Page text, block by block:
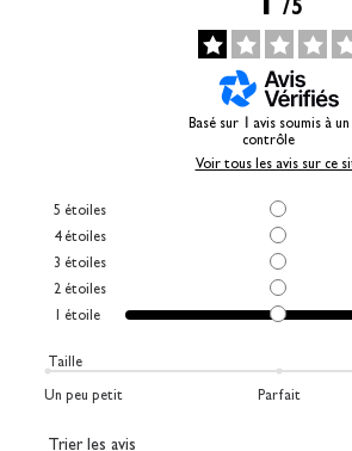
/5
Basé sur
avis soumis à un
contrôle
Voir tous les avis sur ce
5 étoiles
4 étoiles
3 étoiles
2 étoiles
étoile
Taille
Un peu petit
Parfait
Trier les avis